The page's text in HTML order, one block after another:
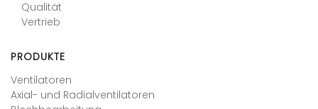
Qualität
Vertrieb
PRODUKTE
Ventilatoren
Axial- und Radialventilatoren